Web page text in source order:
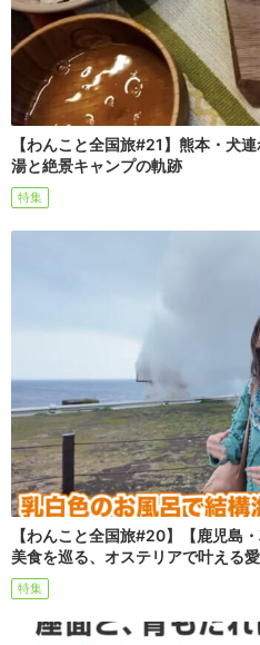
【わんこと全国旅#21】熊本・犬
湯と絶景キャンプの軌跡
特集
【わんこと全国旅#20】【鹿児島
美食を巡る、オステリアで叶える
特集